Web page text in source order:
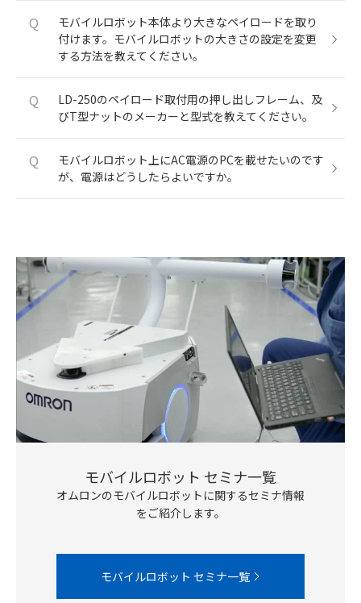
Q
モバイルロボット本体より大きなペイロードを取り
付けます。モバイルロボットの大きさの設定を変更
する方法を教えてください。
Q
LD-250のペイロード取付用の押し出しフレーム、及
びT型ナットのメーカーと型式を教えてください。
Q
モバイルロボット上にAC電源のPCを載せたいのです
が、電源はどうしたらよいですか。
モバイルロボット セミナ一覧
オムロンのモバイルロボットに関するセミナ情報
をご紹介します。
モバイルロボット セミナ一覧